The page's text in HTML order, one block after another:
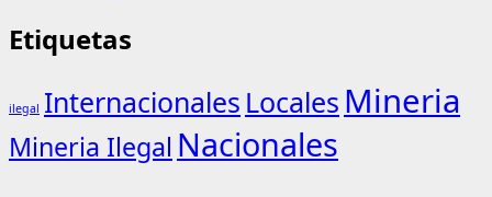
Etiquetas
ilegal Internacionales Locales Mineria
Mineria Ilegal Nacionales